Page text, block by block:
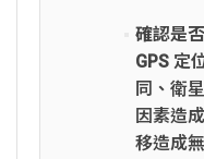
確認是
GPS 定
同、衛
因素造
移造成